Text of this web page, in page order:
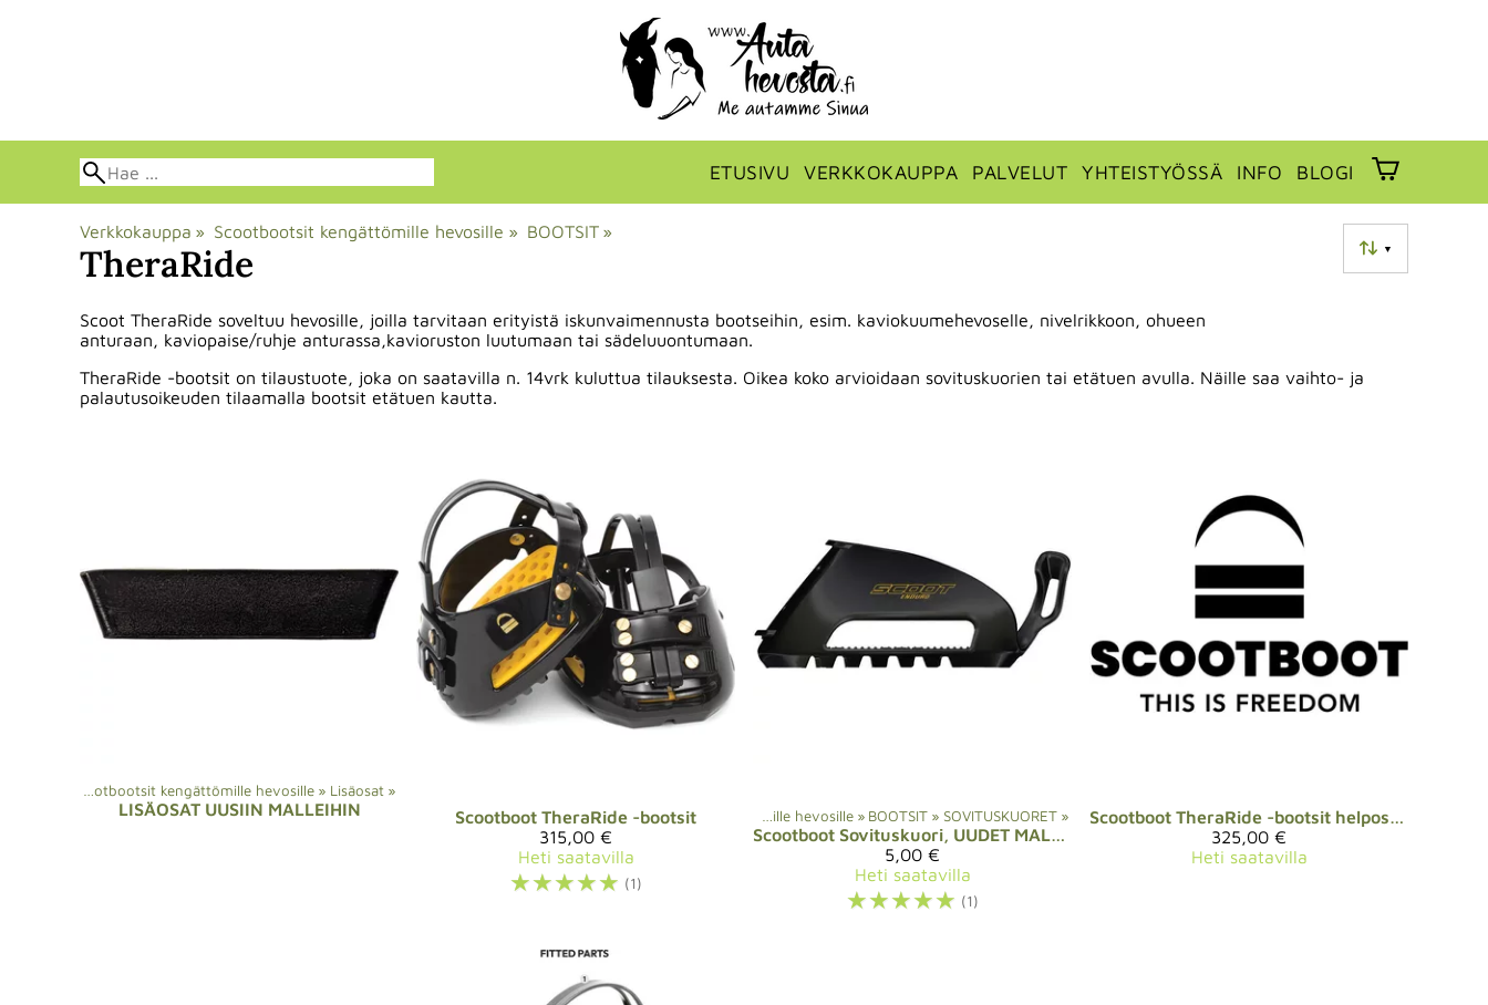
ETUSIVU VERKKOKAUPPA PALVELUT YHTEISTYÖSSÄ INFO BLOGI
Verkkokauppa ‪» Scootbootsit kengättömille hevosille ‪» BOOTSIT ‪»
▼
TheraRide
Scoot TheraRide soveltuu hevosille, joilla tarvitaan erityistä iskunvaimennusta bootseihin, esim. kaviokuumehevoselle, nivelrikkoon, ohueen
anturaan, kaviopaise/ruhje anturassa,kavioruston luutumaan tai sädeluuontumaan.
TheraRide -bootsit on tilaustuote, joka on saatavilla n. 14vrk kuluttua tilauksesta. Oikea koko arvioidaan sovituskuorien tai etätuen avulla. Näille saa vaihto- ja
palautusoikeuden tilaamalla bootsit etätuen kautta.
Scootbootsit kengättömille hevosille ‪» Lisäosat ‪»
LISÄOSAT UUSIIN MALLEIHIN Scootboot TheraRide -bootsit
315,00 €
Heti saatavilla
☆☆☆☆☆ (1)
Verkkokauppa‪» Scootbootsit kengättömille hevosille ‪» BOOTSIT ‪» SOVITUSKUORET ‪»
Scootboot
Sovituskuori, UUDET MALLIT (Adjust/TheraRide), 7vrk (vuokrattava)
5,00 €
Heti saatavilla
☆☆☆☆☆ (1)
Scootboot
TheraRide -bootsit helposti, sis. etätuki, vaihto- ja palautusoikeus
325,00 €
Heti saatavilla